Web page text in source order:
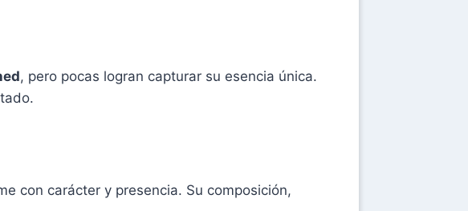
, pero pocas logran capturar su esencia única.
con carácter y presencia. Su composición,